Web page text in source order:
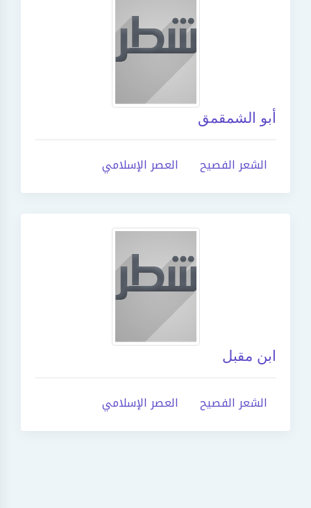
أبو الشمقمق
الشعر الفصيح العصر الإسلامي
ابن مقبل
الشعر الفصيح العصر الإسلامي